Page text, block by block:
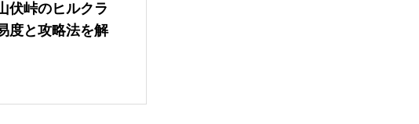
伏峠のヒルクラ
度と攻略法を解